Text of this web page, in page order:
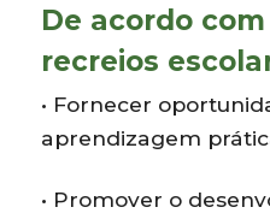
De acordo com
recreios
• Fornecer
aprendizagem
• Promover o